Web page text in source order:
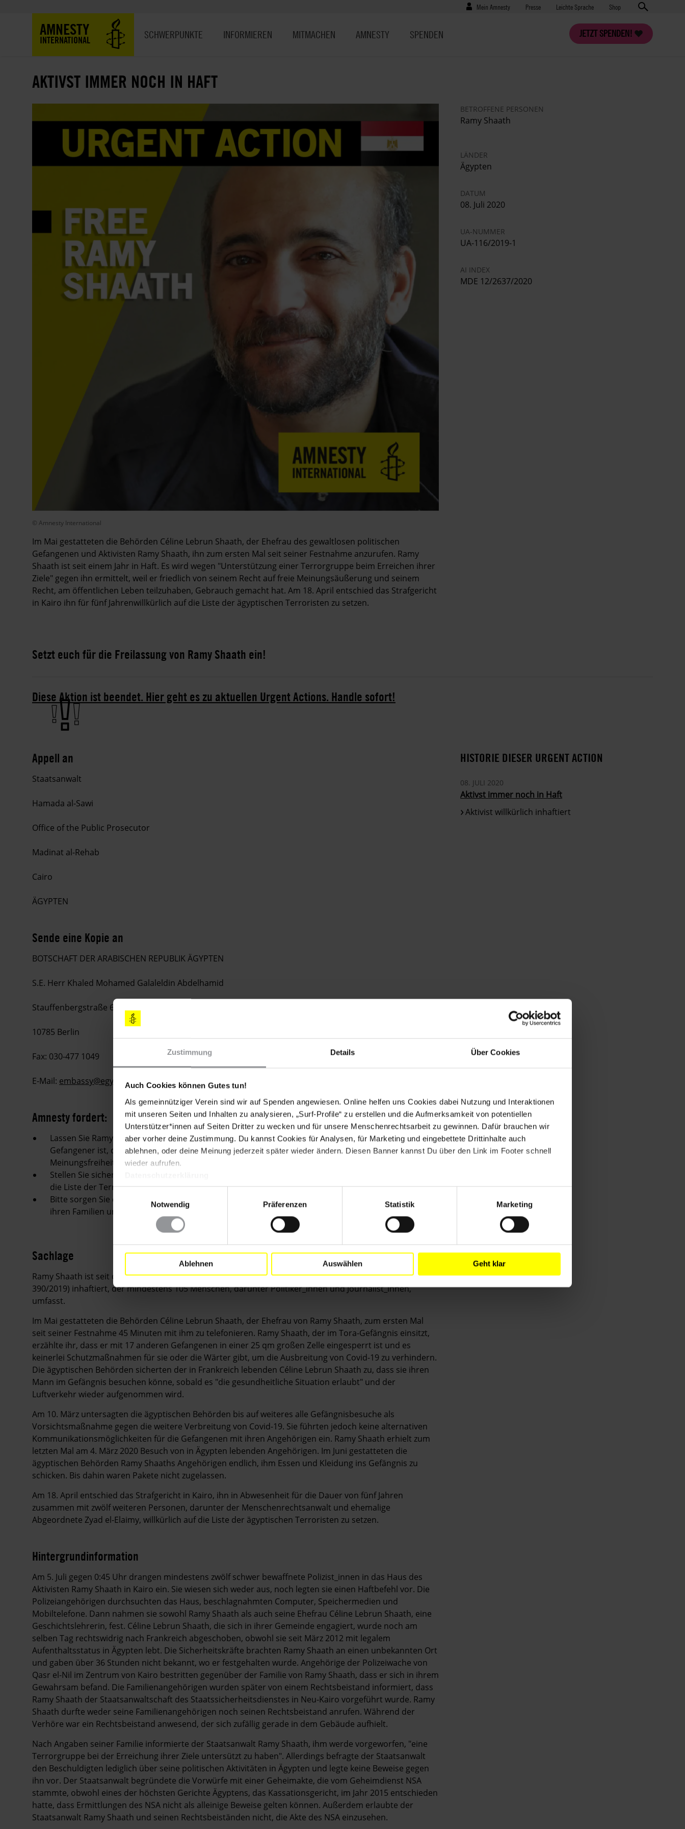
Zustimmung Details Über Cookies
Auch Cookies können Gutes tun!
Als gemeinnütziger Verein sind wir auf Spenden angewiesen. Online helfen uns Cookies dabei Nutzung und Interaktionen
mit unseren Seiten und Inhalten zu analysieren, „Surf-Profile“ zu erstellen und die Aufmerksamkeit von potentiellen
Unterstützer*innen auf Seiten Dritter zu wecken und für unsere Menschenrechtsarbeit zu gewinnen. Dafür brauchen wir
aber vorher deine Zustimmung. Du kannst Cookies für Analysen, für Marketing und eingebettete Drittinhalte auch
ablehnen, oder deine Meinung jederzeit später wieder ändern. Diesen Banner kannst Du über den Link im Footer schnell
wieder aufrufen.
Einwilligungsauswahl
Notwendig
Präferenzen Statistik Marketing
Ablehnen Auswählen Geht klar
Benutzermenü
Mein Amnesty Presse
Presse Leichte Sprache Shop
AMNESTY
INTERNATIONAL
JETZT SPENDEN!
SCHWERPUNKTE INFORMIEREN MITMACHEN AMNESTY SPENDEN
AKTIVST IMMER NOCH IN HAFT
© Amnesty International
Im Mai gestatteten die Behörden Céline Lebrun Shaath, der Ehefrau des gewaltlosen politischen
Gefangenen und Aktivisten Ramy Shaath, ihn zum ersten Mal seit seiner Festnahme anzurufen. Ramy
Shaath ist seit einem Jahr in Haft. Es wird wegen "Unterstützung einer Terrorgruppe beim Erreichen ihrer
Ziele" gegen ihn ermittelt, weil er friedlich von seinem Recht auf freie Meinungsäußerung und seinem
Recht, am öffentlichen Leben teilzuhaben, Gebrauch gemacht hat. Am 18. April entschied das Strafgericht
in Kairo ihn für fünf Jahrenwillkürlich auf die Liste der ägyptischen Terroristen zu setzen.
BETROFFENE PERSONEN
Ramy Shaath
LÄNDER
Ägypten
DATUM
08. Juli 2020
UA-NUMMER
UA-116/2019-1
AI INDEX
MDE 12/2637/2020
Setzt euch für die Freilassung von Ramy Shaath ein!
Diese Aktion ist beendet. Hier geht es zu aktuellen Urgent Actions. Handle sofort!
Appell an
Staatsanwalt
Hamada al-Sawi
Office of the Public Prosecutor
Madinat al-Rehab
Cairo
ÄGYPTEN
Sende eine Kopie an
BOTSCHAFT DER ARABISCHEN REPUBLIK ÄGYPTEN
S.E. Herr Khaled Mohamed Galaleldin Abdelhamid
Stauffenbergstraße 6-7
10785 Berlin
Fax: 030-477 1049
E-Mail: embassy@egyptian-embassy.de
Amnesty fordert:
Lassen Sie Ramy Shaath umgehend und bedingungslos frei, da er eine gewaltloser politischer
Gefangener ist, der sich nur deshalb in Haft befindet, weil er friedlich von seinem Recht auf
Meinungsfreiheit und dem Recht auf Beteiligung an öffentlichen Belangen Gebrauch gemacht hat.
Stellen Sie sicher, dass alle Anklagen gegen ihn fallengelassen werden und die Entscheidung, ihn in
die Liste der Terroristen aufzunehmen, zurückgenommen wird.
Bitte sorgen Sie dafür, dass er und alle anderne Gefangenen in Ägypten regelmäßigen Zugang zu
ihren Familien und Rechtsbeiständen erhalten.
Sachlage
Ramy Shaath ist seit dem 4. Juli 2019 im Zusammenhang mit dem sogenannten "Hope Case" (Fall
390/2019) inhaftiert, der mindestens 105 Menschen, darunter Politiker_innen und Journalist_innen,
umfasst.
Im Mai gestatteten die Behörden Céline Lebrun Shaath, der Ehefrau von Ramy Shaath, zum ersten Mal
seit seiner Festnahme 45 Minuten mit ihm zu telefonieren. Ramy Shaath, der im Tora-Gefängnis einsitzt,
erzählte ihr, dass er mit 17 anderen Gefangenen in einer 25 qm großen Zelle eingesperrt ist und es
keinerlei Schutzmaßnahmen für sie oder die Wärter gibt, um die Ausbreitung von Covid-19 zu verhindern.
Die ägyptischen Behörden sicherten der in Frankreich lebenden Céline Lebrun Shaath zu, dass sie ihren
Mann im Gefängnis besuchen könne, sobald es "die gesundheitliche Situation erlaubt" und der
Luftverkehr wieder aufgenommen wird.
Am 10. März untersagten die ägyptischen Behörden bis auf weiteres alle Gefängnisbesuche als
Vorsichtsmaßnahme gegen die weitere Verbreitung von Covid-19. Sie führten jedoch keine alternativen
Kommunikationsmöglichkeiten für die Gefangenen mit ihren Angehörigen ein. Ramy Shaath erhielt zum
letzten Mal am 4. März 2020 Besuch von in Ägypten lebenden Angehörigen. Im Juni gestatteten die
ägyptischen Behörden Ramy Shaaths Angehörigen endlich, ihm Essen und Kleidung ins Gefängnis zu
schicken. Bis dahin waren Pakete nicht zugelassen.
Am 18. April entschied das Strafgericht in Kairo, ihn in Abwesenheit für die Dauer von fünf Jahren
zusammen mit zwölf weiteren Personen, darunter der Menschenrechtsanwalt und ehemalige
Abgeordnete Zyad el-Elaimy, willkürlich auf die Liste der ägyptischen Terroristen zu setzen.
Hintergrundinformation
Hintergrund
Am 5. Juli gegen 0:45 Uhr drangen mindestens zwölf schwer bewaffnete Polizist_innen in das Haus des
Aktivisten Ramy Shaath in Kairo ein. Sie wiesen sich weder aus, noch legten sie einen Haftbefehl vor. Die
Polizeiangehörigen durchsuchten das Haus, beschlagnahmten Computer, Speichermedien und
Mobiltelefone. Dann nahmen sie sowohl Ramy Shaath als auch seine Ehefrau Céline Lebrun Shaath, eine
Geschichtslehrerin, fest. Céline Lebrun Shaath, die sich in ihrer Gemeinde engagiert, wurde noch am
selben Tag rechtswidrig nach Frankreich abgeschoben, obwohl sie seit März 2012 mit legalem
Aufenthaltsstatus in Ägypten lebt. Die Sicherheitskräfte brachten Ramy Shaath an einen unbekannten Ort
und gaben über 36 Stunden nicht bekannt, wo er festgehalten wurde. Angehörige der Polizeiwache von
Qasr el-Nil im Zentrum von Kairo bestritten gegenüber der Familie von Ramy Shaath, dass er sich in ihrem
Gewahrsam befand. Die Familienangehörigen wurden später von einem Rechtsbeistand informiert, dass
Ramy Shaath der Staatsanwaltschaft des Staatssicherheitsdienstes in Neu-Kairo vorgeführt wurde. Ramy
Shaath durfte weder seine Familienangehörigen noch seinen Rechtsbeistand anrufen. Während der
Verhöre war ein Rechtsbeistand anwesend, der sich zufällig gerade in dem Gebäude aufhielt.
Nach Angaben seiner Familie informierte der Staatsanwalt Ramy Shaath, ihm werde vorgeworfen, "eine
Terrorgruppe bei der Erreichung ihrer Ziele untersützt zu haben". Allerdings befragte der Staatsanwalt
den Beschuldigten lediglich über seine politischen Aktivitäten in Ägypten und legte keine Beweise gegen
ihn vor. Der Staatsanwalt begründete die Vorwürfe mit einer Geheimakte, die vom Geheimdienst NSA
stammte, obwohl eines der höchsten Gerichte Ägyptens, das Kassationsgericht, im Jahr 2015 entschieden
hatte, dass Ermittlungen des NSA nicht als alleinige Beweise gelten können. Außerdem erlaubte der
Staatsanwalt Ramy Shaath und seinen Rechtsbeiständen nicht, die Akte des NSA einzusehen.
HISTORIE DIESER URGENT ACTION
08. JULI 2020
Aktivst immer noch in Haft
Aktivist willkürlich inhaftiert